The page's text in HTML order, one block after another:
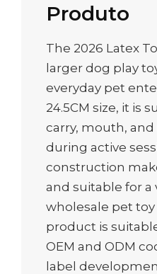
Produto
The 2026 Latex
larger dog play
everyday pet
24.5CM size, it is
carry, mouth,
during active
construction
and suitable for a
wholesale pet
product is
OEM and ODM
label